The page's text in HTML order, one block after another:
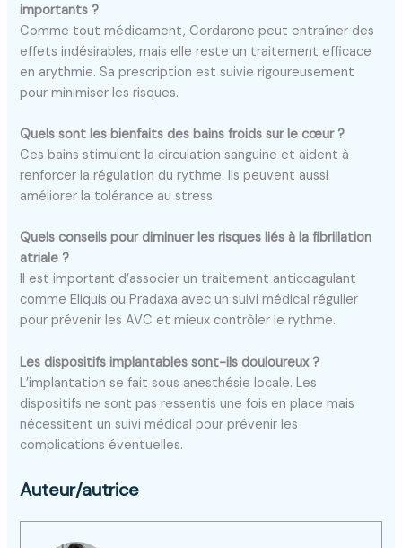
importants ?
Comme tout médicament, Cordarone peut entraîner des
effets indésirables, mais elle reste un traitement efficace
en arythmie. Sa prescription est suivie rigoureusement
pour minimiser les risques.
Quels sont les bienfaits des bains froids sur le cœur ?
Ces bains stimulent la circulation sanguine et aident à
renforcer la régulation du rythme. Ils peuvent aussi
améliorer la tolérance au stress.
Quels conseils pour diminuer les risques liés à la fibrillation
atriale ?
Il est important d’associer un traitement anticoagulant
comme Eliquis ou Pradaxa avec un suivi médical régulier
pour prévenir les AVC et mieux contrôler le rythme.
Les dispositifs implantables sont-ils douloureux ?
L’implantation se fait sous anesthésie locale. Les
dispositifs ne sont pas ressentis une fois en place mais
nécessitent un suivi médical pour prévenir les
complications éventuelles.
Auteur/autrice